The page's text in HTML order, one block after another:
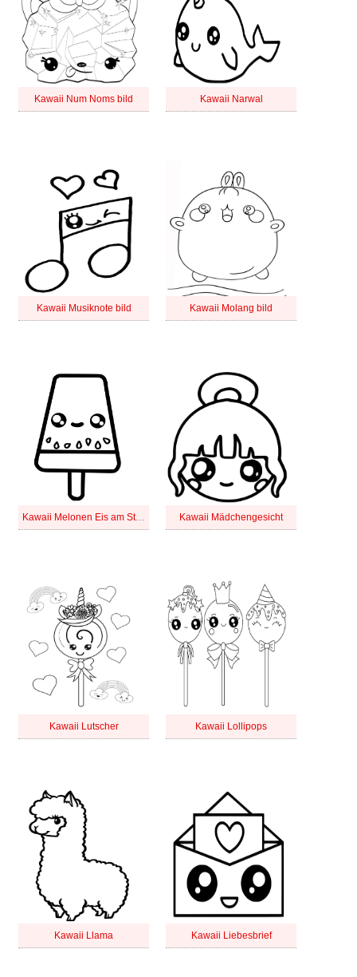
Kawaii Num Noms bild Kawaii Narwal
Kawaii Musiknote bild Kawaii Molang bild
Kawaii Melonen Eis am Stiel Kawaii Mädchengesicht
Kawaii Lutscher Kawaii Lollipops
Kawaii Llama Kawaii Liebesbrief